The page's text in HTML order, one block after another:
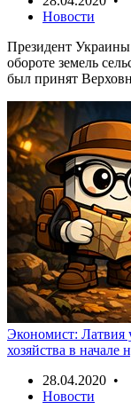
Новости
Президент
обороте земель
был принят
Экономист: Латвия
хозяйства в начале
28.04.2020 •
Новости